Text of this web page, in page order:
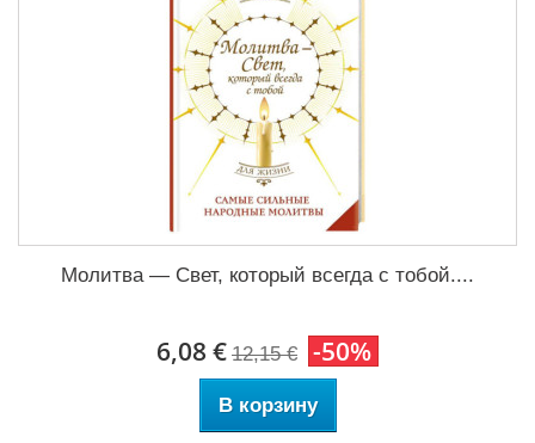
Молитва — Свет, который всегда с тобой....
6,08 € 12,15 € -50%
В корзину